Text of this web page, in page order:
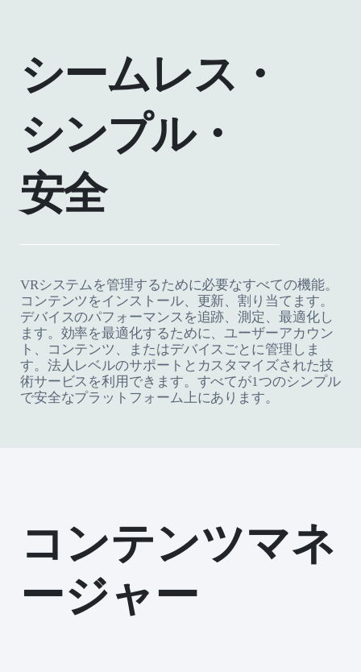
シームレス・
シンプル・
安全
VRシステムを管理するために必要なすべての機能。
コンテンツをインストール、更新、割り当てます。
デバイスのパフォーマンスを追跡、測定、最適化し
ます。効率を最適化するために、ユーザーアカウン
ト、コンテンツ、またはデバイスごとに管理しま
す。法人レベルのサポートとカスタマイズされた技
術サービスを利用できます。すべてが1つのシンプル
で安全なプラットフォーム上にあります。
コンテンツマネ
ージャー